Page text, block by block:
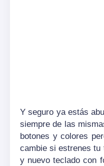
Y seguro ya estás
siempre de las
botones y colores
cambie si estrenes
y nuevo teclado con